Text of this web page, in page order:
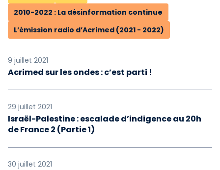
2010-2022 : La désinformation continue
L’émission radio d’Acrimed (2021 - 2022)
9 juillet 2021
Acrimed sur les ondes : c’est parti !
29 juillet 2021
Israël-Palestine : escalade d’indigence au 20h
de France 2 (Partie 1)
30 juillet 2021